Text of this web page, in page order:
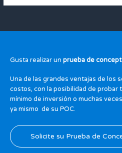
Gusta realizar un prueba de
Una de las grandes ventajas de los
costos, con la posibilidad de probar
mínimo de inversión o muchas veces
ya mismo de su POC.
Solicite su Prueba de